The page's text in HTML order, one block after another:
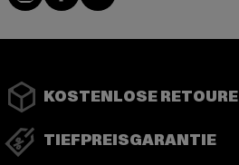
KOSTENLOSE RETOURE
TIEFPREISGARANTIE